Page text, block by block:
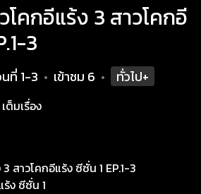
โคกอีแร้ง 3 สาวโคกอี
3
ที่ 1-3 • เข้าชม 6 • ทั่วไป+
ต็มเรื่อง
สาวโคกอีแร้ง ซีซั่น 1 EP.1-3
ร้ง ซีซั่น 1